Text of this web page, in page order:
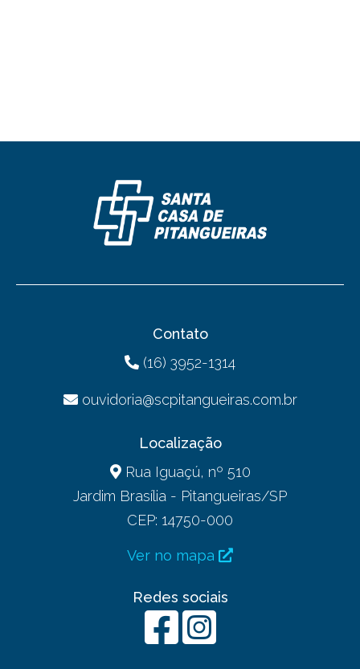
Contato
(16) 3952-1314
ouvidoria@scpitangueiras.com.br
Localização
Rua Iguaçú, nº 510
Jardim Brasília - Pitangueiras/SP
CEP: 14750-000
Ver no mapa
Redes sociais